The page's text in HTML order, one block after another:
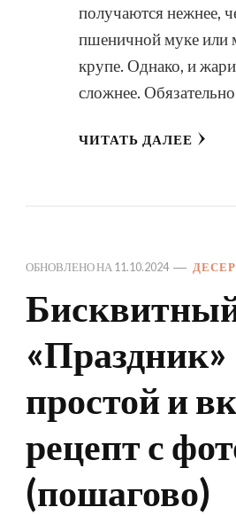
получаются нежнее,
пшеничной муке или
крупе. Однако, и
сложнее. Обязательно
ЧИТАТЬ ДАЛЕЕ
ОБНОВЛЕНО НА 11.10.2024
«Праздник»
простой и
рецепт с
(пошагово)